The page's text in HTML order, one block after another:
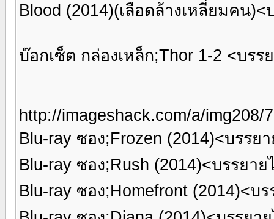
Blood (2014)(เลือดล้างเหลี่ยมคน
บ๊อกเซ็ต กล่องเหล็ก;Thor 1-2 <บร
http://imageshack.com/a/img208/
Blu-ray ซอง;Frozen (2014)<บรรย
Blu-ray ซอง;Rush (2014)<บรรยา
Blu-ray ซอง;Homefront (2014)<บ